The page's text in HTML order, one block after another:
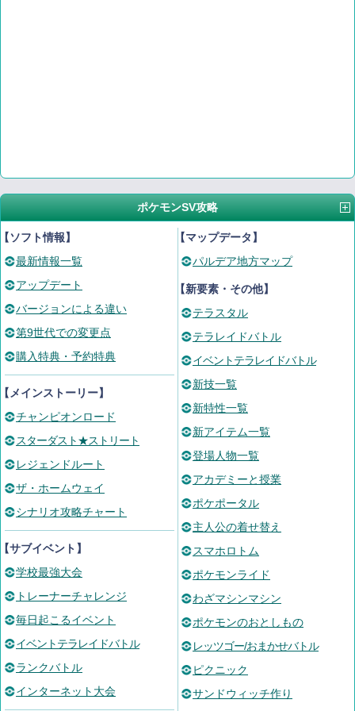
ポケモンSV攻略
ソフト情報】
最新情報一覧
アップデート
バージョンによる違い
第9世代での変更点
購入特典・予約特典
メインストーリー】
チャンピオンロード
スターダスト★ストリート
レジェンドルート
ザ・ホームウェイ
シナリオ攻略チャート
サブイベント】
学校最強大会
トレーナーチャレンジ
毎日起こるイベント
イベントテラレイドバトル
ランクバトル
インターネット大会
【マップデータ】
パルデア地方マップ
【新要素・その他】
テラスタル
テラレイドバトル
イベントテラレイドバトル
新技一覧
新特性一覧
新アイテム一覧
登場人物一覧
アカデミーと授業
ポケポータル
主人公の着せ替え
スマホロトム
ポケモンライド
わざマシンマシン
ポケモンのおとしもの
レッツゴー/おまかせバトル
ピクニック
サンドウィッチ作り